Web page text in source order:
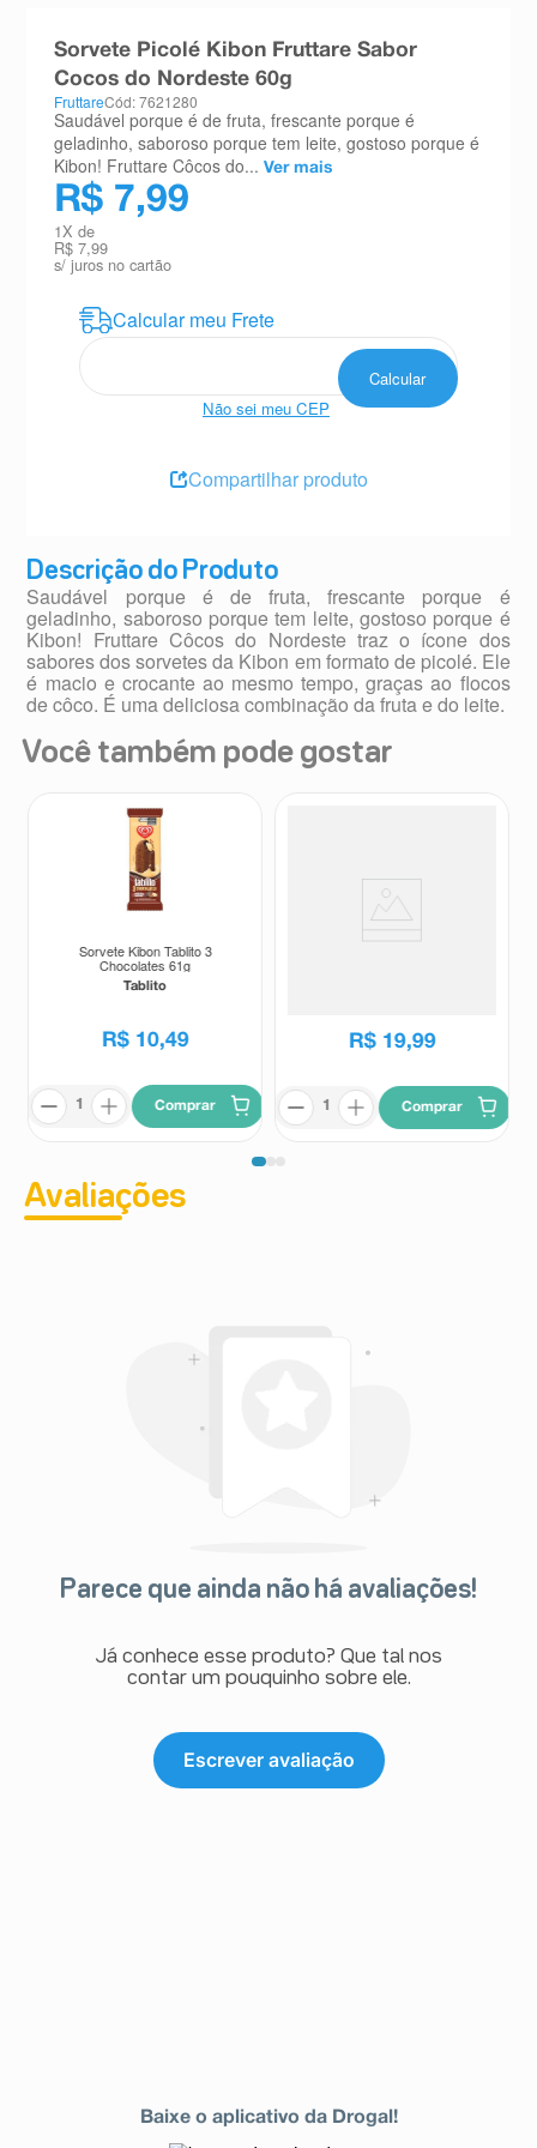
teste gravidez
ºesmalte
Descrição do Produto
Saudável porque é de fruta, frescante porque é
geladinho, saboroso porque tem leite, gostoso porque é
Kibon! Fruttare Côcos do Nordeste traz o ícone dos
sabores dos sorvetes da Kibon em formato de picolé. Ele
é macio e crocante ao mesmo tempo, graças ao flocos
de côco. É uma deliciosa combinação da fruta e do leite.
Sorvete Picolé Kibon Fruttare Sabor
Cocos do Nordeste 60g
FruttareCód: 7621280
Saudável porque é de fruta, frescante porque é
geladinho, saboroso porque tem leite, gostoso porque é
Kibon! Fruttare Côcos do... Ver mais
R$ 7,99
1X de
R$ 7,99
s/ juros no cartão
Não sei meu CEP
Compartilhar produto
Você também pode gostar
Sorvete Kibon Tablito 3
Chocolates 61g
Tablito
R$ 10,49
Comprar
R$ 19,99
Comprar
Avaliações
Parece que ainda não há avaliações!
Já conhece esse produto? Que tal nos
contar um pouquinho sobre ele.
Escrever avaliação
Baixe o aplicativo da Drogal!